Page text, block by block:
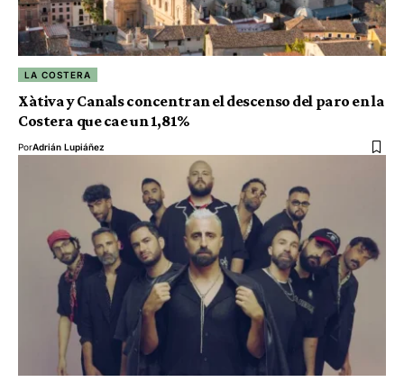
LA COSTERA
Xàtiva y Canals concentran el descenso del paro en la
Costera que cae un 1,81%
PorAdrián Lupiáñez